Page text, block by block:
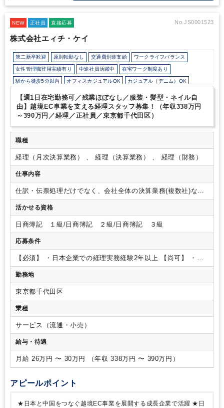
じて月次決算や監査対応などへ段階的に業務の幅を広げていけま
サポートを受けながら着実にスキルアップできる環境です。景気
月分・年間休日123日・退職金制度など福利厚生も充実。
求人です。
NEW 正社員 直接応募 No.JS0001523
株式会社エィチ・ケイ
第二新卒歓迎 原則転勤なし 交通費別途支給 ワークライフバランス
女性管理職登用実績有り 中途社員活躍中 在宅ワーク制度あり
駅から徒歩5分以内 オフィスカジュアルOK カジュアル（デニム）OK
外国人がいるグローバルなオフィス 少人数の職場（所属部門の人数3人以下）
【週1日在宅勤務可／残業ほぼなし／服装・髪型・ネイル自
由】越境EC事業を支える経理スタッフ募集！（年収338万円
～390万円／経理／正社員／東京都千代田区）
職種
経理（月次決算業務） 、 経理（決算業務） 、 経理（財務）
仕事内容
仕訳・伝票処理だけでなく、会社全体の決算業務(複数社)など
をお任せします <業務内容詳細>・決算業務（複数社）∟年
次：試算表作成、決算整理、修正仕訳
修正仕訳
∟日次：売掛金・買掛金管理、小口経費管理、出納
管理、伝票整理・支払手配（国内・海外） ・資金繰り管理
税理士対応
各種庶務サポート ベンチャー企業の為、まだまだフローの改
善などが必要ですがその分チームで力を合わせより良くしてい
くことができ、スキルアップに繋がります。
活かせる資格
日商簿記 １級/日商簿記 ２級/日商簿記 ３級
応募条件
【必須】 ・日本企業での経理実務経験2年以上 【尚可】
・
Excel関数 VLOOKUP/SUMIFのスキル・日商簿記2級もしく
は同等の知識
予算管理実務経験（年数不問）
対しての柔軟な対応力
ン力（他部署との関わりが多数ある為）
勤務地
東京都千代田区
業種
サービス（流通・小売）
給与・待遇
月給 26万円 〜 30万円 （年収 338万円 〜 390万円）
アピールポイント
★日本と中国をつなぐ越境EC事業を展開する成長企業で活躍 ★日